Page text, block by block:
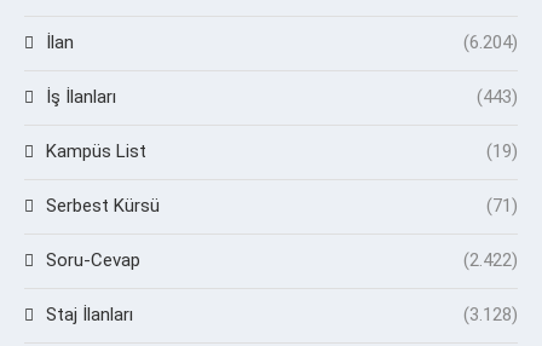
İlan (6.204)
İş İlanları (443)
Kampüs List (19)
Serbest Kürsü (71)
Soru-Cevap (2.422)
Staj İlanları (3.128)